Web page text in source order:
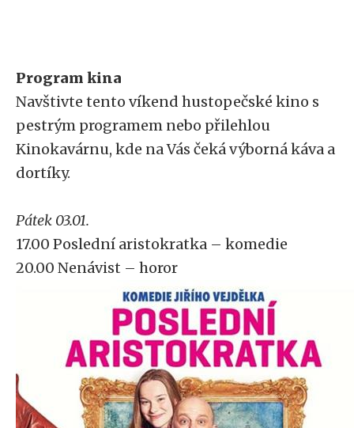
Program kina
Navštivte tento víkend hustopečské kino s
pestrým programem nebo přilehlou
Kinokavárnu, kde na Vás čeká výborná káva a
dortíky.
Pátek 03.01.
17.00 Poslední aristokratka – komedie
20.00 Nenávist – horor